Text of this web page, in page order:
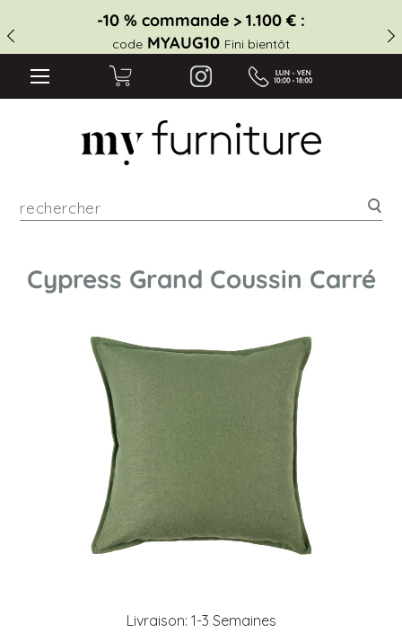
-10 % commande > 1.100 € :
code MYAUG10 Fini bientôt
Cypress Grand Coussin Carré
Livraison: 1-3 Semaines